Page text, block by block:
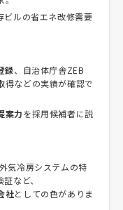
ビルの省エネ改修需要
録、自治体庁舎ZEB
得などの実績が確認で
案力を採用候補者に説
気冷房システムの特
など、
社としての色がありま